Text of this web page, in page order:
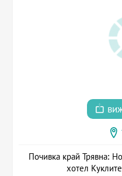
Почивка край Трявна:
хотел